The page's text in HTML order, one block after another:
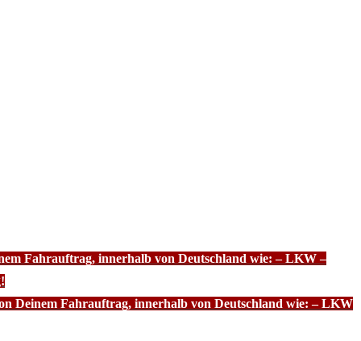
Fahrauftrag, innerhalb von Deutschland wie: – LKW –
Deinem Fahrauftrag, innerhalb von Deutschland wie: – LKW